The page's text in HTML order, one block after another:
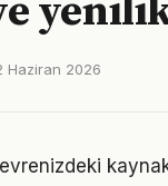
Haziran 2026